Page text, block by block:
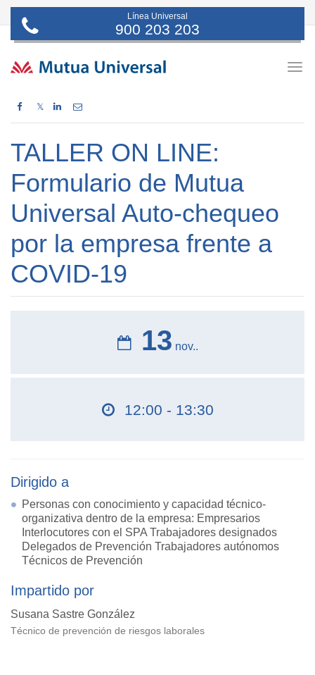
Línea Universal
900 203 203
𝕏
TALLER ON LINE:
Formulario de Mutua
Universal Auto-chequeo
por la empresa frente a
COVID-19
13 nov..
12:00 - 13:30
Dirigido a
Personas con conocimiento y capacidad técnico-
organizativa dentro de la empresa: Empresarios
Interlocutores con el SPA Trabajadores designados
Delegados de Prevención Trabajadores autónomos
Técnicos de Prevención
Impartido por
Susana Sastre González
Técnico de prevención de riesgos laborales